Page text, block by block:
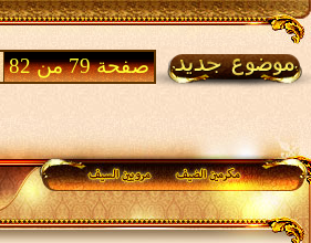
صفحة 79 من 82